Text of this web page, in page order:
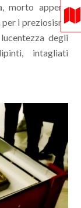
morto appena
i preziosismi
degli
intagliati